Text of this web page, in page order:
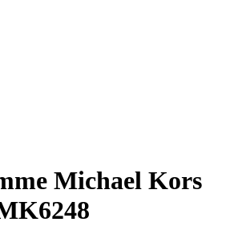
Michael Kors